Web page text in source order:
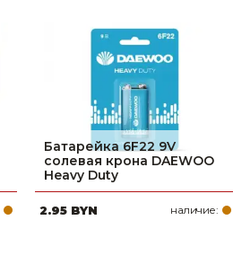
Батарейка 6F22 9V
солевая крона DAEWOO
Heavy Duty
2.95 BYN наличие: